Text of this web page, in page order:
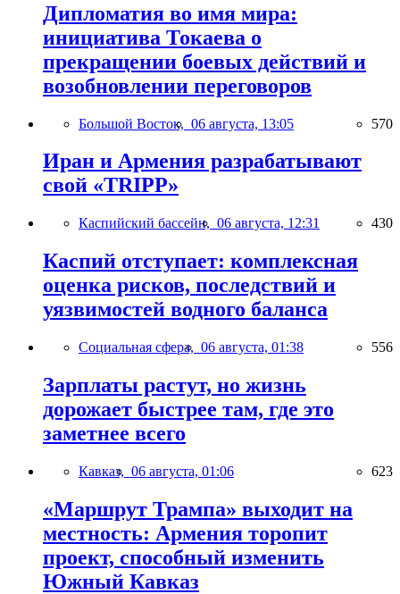
Дипломатия во имя мира:
инициатива Токаева о
прекращении боевых действий и
возобновлении переговоров
Большой Восток, 06 августа, 13:05 570
Иран и Армения разрабатывают
свой «TRIPP»
Каспийский бассейн, 06 августа, 12:31 430
Каспий отступает: комплексная
оценка рисков, последствий и
уязвимостей водного баланса
Социальная сфера, 06 августа, 01:38 556
Зарплаты растут, но жизнь
дорожает быстрее там, где это
заметнее всего
Кавказ, 06 августа, 01:06 623
«Маршрут Трампа» выходит на
местность: Армения торопит
проект, способный изменить
Южный Кавказ